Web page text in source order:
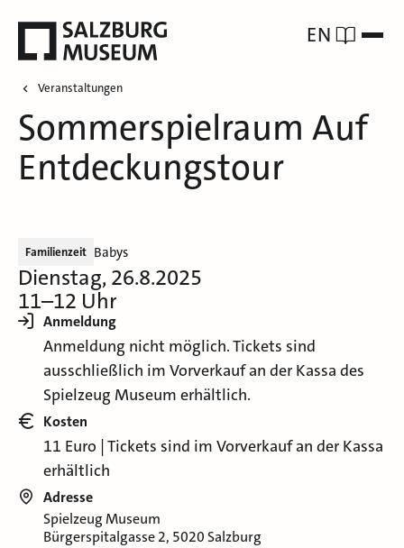
EN
Veranstaltungen
Sommerspielraum Auf
Entdeckungstour
Familienzeit Babys
Dienstag, 26.8.2025
11–12 Uhr
Anmeldung
Anmeldung nicht möglich. Tickets sind
ausschließlich im Vorverkauf an der Kassa des
Spielzeug Museum erhältlich.
Kosten
11 Euro | Tickets sind im Vorverkauf an der Kassa
erhältlich
Adresse
Spielzeug Museum
Bürgerspitalgasse 2, 5020 Salzburg